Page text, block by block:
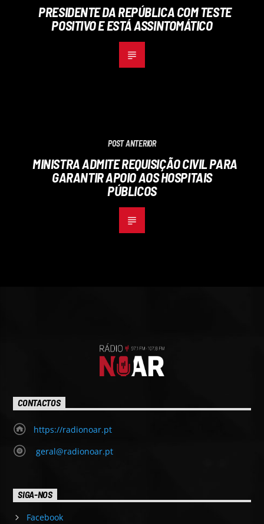
PRESIDENTE DA REPÚBLICA COM TESTE
POSITIVO E ESTÁ ASSINTOMÁTICO
POST ANTERIOR
MINISTRA ADMITE REQUISIÇÃO CIVIL PARA
GARANTIR APOIO AOS HOSPITAIS
PÚBLICOS
CONTACTOS
https://radionoar.pt
geral@radionoar.pt
SIGA-NOS
Facebook